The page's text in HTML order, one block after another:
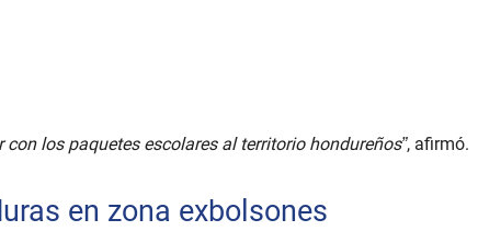
los paquetes escolares al territorio hondureños”, afirmó.
en zona exbolsones